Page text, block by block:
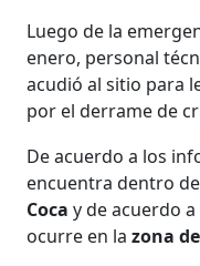
Luego de la
enero, personal
acudió al sitio para
por el derrame de
De acuerdo a los
encuentra dentro
Coca y de acuerdo
ocurre en lazona